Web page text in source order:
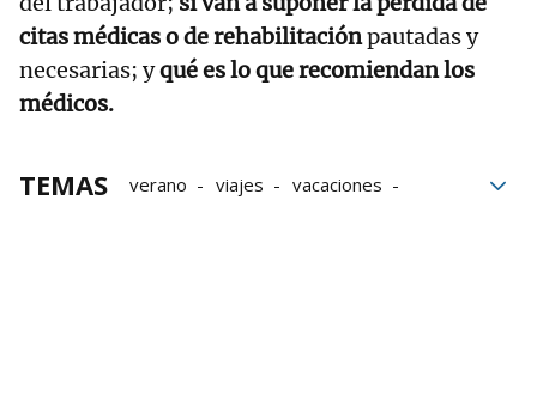
citas médicas o de rehabilitaciónpautadas y
necesarias; yqué es lo que recomiendan los
médicos.
TEMAS verano viajes
vacaciones